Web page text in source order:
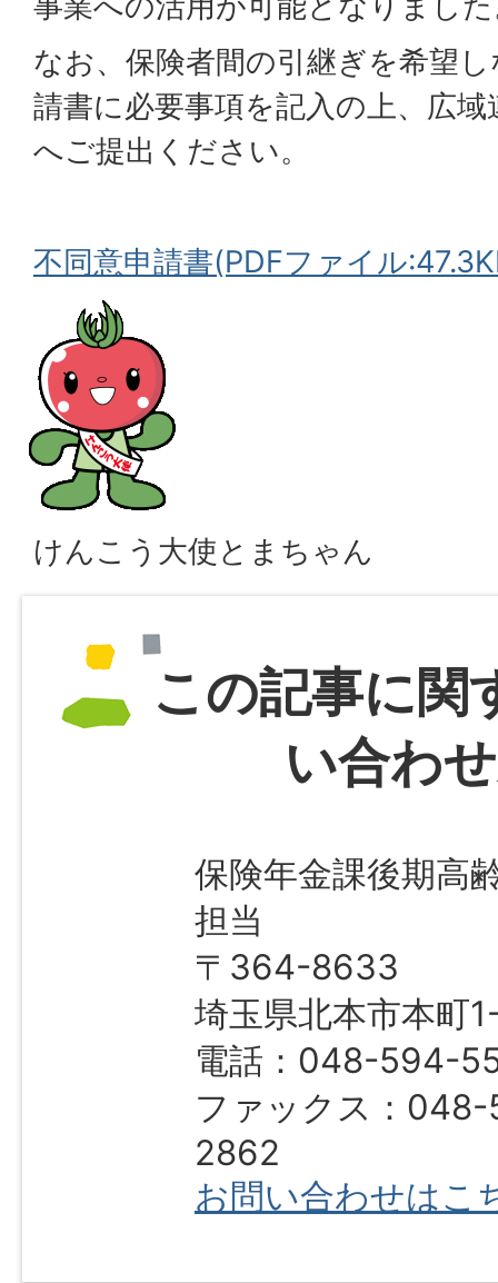
なお、保険者間の引継ぎを希望
請書に必要事項を記入の上、広
へご提出ください。
不同意申請書(PDFファイル
けんこう大使とまちゃん
この記事に関
い合わ
保険年金課後期高
担当
〒364-8633
埼玉県北本市本町
電話：048-594-
ファックス：
2862
お問い合わせはこ